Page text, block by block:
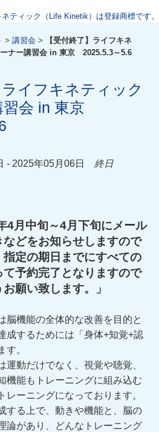
ティック（Life Kinetik）は登録商標です。
> 講習会 >
【受付終了】ライフキネ
ーナー講習会 in 東京 2025.5.3～5.6
ライフキネティック
習会 in 東京
- 2025年05月06日 終日
4月中旬～4月下旬にメール
どをお知らせしますので
指定の期日までにすべての
予約完了となりますので
願い致します。」
脳機能の全体的な改善を目的と
成するためには「身体+知覚+認
す。
運動だけでなく、視覚や聴覚、
機能もトレーニングに組み込む
レーニングになっております。
する上で、動きや機能と、脳の
論があり、どんなトレーニング